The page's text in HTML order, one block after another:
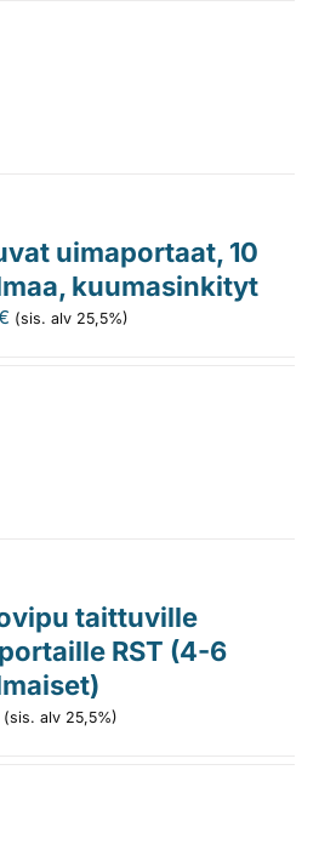
uimaportaat, 10
kuumasinkityt
(sis. alv 25,5%)
taittuville
RST (4-6
(sis. alv 25,5%)